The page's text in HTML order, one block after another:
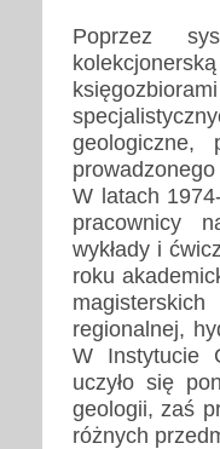
Poprzez
geologiczne,
W latach
pracownicy
wykłady i
roku
regionalnej,
W Instytucie
uczyło się
geologii, zaś
różnych